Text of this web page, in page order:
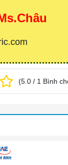
(5.0 / 1 Bình